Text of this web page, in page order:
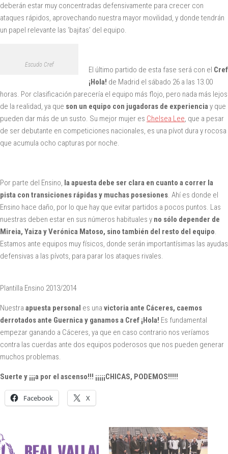
deberán estar muy concentradas defensivamente para crecer con
ataques rápidos, aprovechando nuestra mayor movilidad, y donde tendrán
un papel relevante las ‘bajitas’ del equipo.
Escudo Cref
El último partido de esta fase será con el Cref
¡Hola! de Madrid el sábado 26 a las 13.00
horas. Por clasificación parecería el equipo más flojo, pero nada más lejos
de la realidad, ya que son un equipo con jugadoras de experienciay que
pueden dar más de un susto. Su mejor mujer es Chelsea Lee, que a pesar
de ser debutante en competiciones nacionales, es una pívot dura y rocosa
que acumula ocho capturas por noche.
Por parte del Ensino, la apuesta debe ser clara en cuanto a correr la
pista con transiciones rápidas y muchas posesiones. Ahí es donde el
Ensino hace daño, por lo que hay que evitar partidos a pocos puntos. Las
nuestras deben estar en sus números habituales y no sólo depender de
Mireia, Yaiza y Verónica Matoso, sino también del resto del equipo.
Estamos ante equipos muy físicos, donde serán importantísimas las ayudas
defensivas a las pívots, para parar los ataques rivales.
Plantilla Ensino 2013/2014
Nuestra apuesta personal es una victoria ante Cáceres, caemos
derrotados ante Guernica y ganamos a Cref ¡Hola! Es fundamental
empezar ganando a Cáceres, ya que en caso contrario nos veríamos
contra las cuerdas ante dos equipos poderosos que nos pueden generar
muchos problemas.
Suerte y ¡¡¡a por el ascenso!!! ¡¡¡¡¡CHICAS, PODEMOS!!!!!
Facebook X